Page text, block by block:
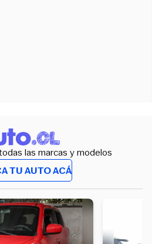
las marcas y modelos
TU AUTO ACÁ